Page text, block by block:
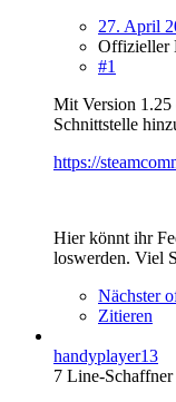
27. April
Offizieller
#1
Mit Version 1.25
Schnittstelle
https://
Hier könnt ihr
loswerden. Viel
Nächster
Zitieren
handyplayer13
7 Line-Schaffner